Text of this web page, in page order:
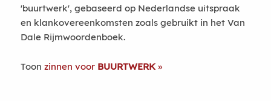
'buurtwerk', gebaseerd op Nederlandse uitspraak
en klankovereenkomsten zoals gebruikt in het Van
Dale Rijmwoordenboek.
Toon zinnen voor BUURTWERK